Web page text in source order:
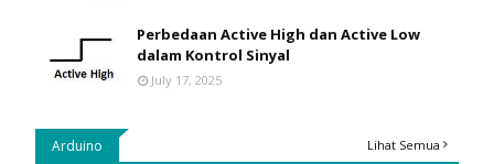
Perbedaan Active High dan Active Low
dalam Kontrol Sinyal
July 17, 2025
Arduino Lihat Semua